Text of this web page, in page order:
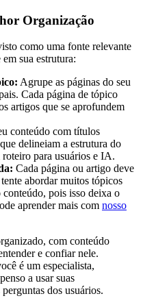
Organização
como uma fonte relevante
sua estrutura:
Agrupe as páginas do seu
Cada página de tópico
artigos que se aprofundem
conteúdo com títulos
delineiam a estrutura do
para usuários e IA.
Cada página ou artigo deve
abordar muitos tópicos
pois isso deixa o
aprender mais com nosso
com conteúdo
e confiar nele.
é um especialista,
a usar suas
dos usuários.